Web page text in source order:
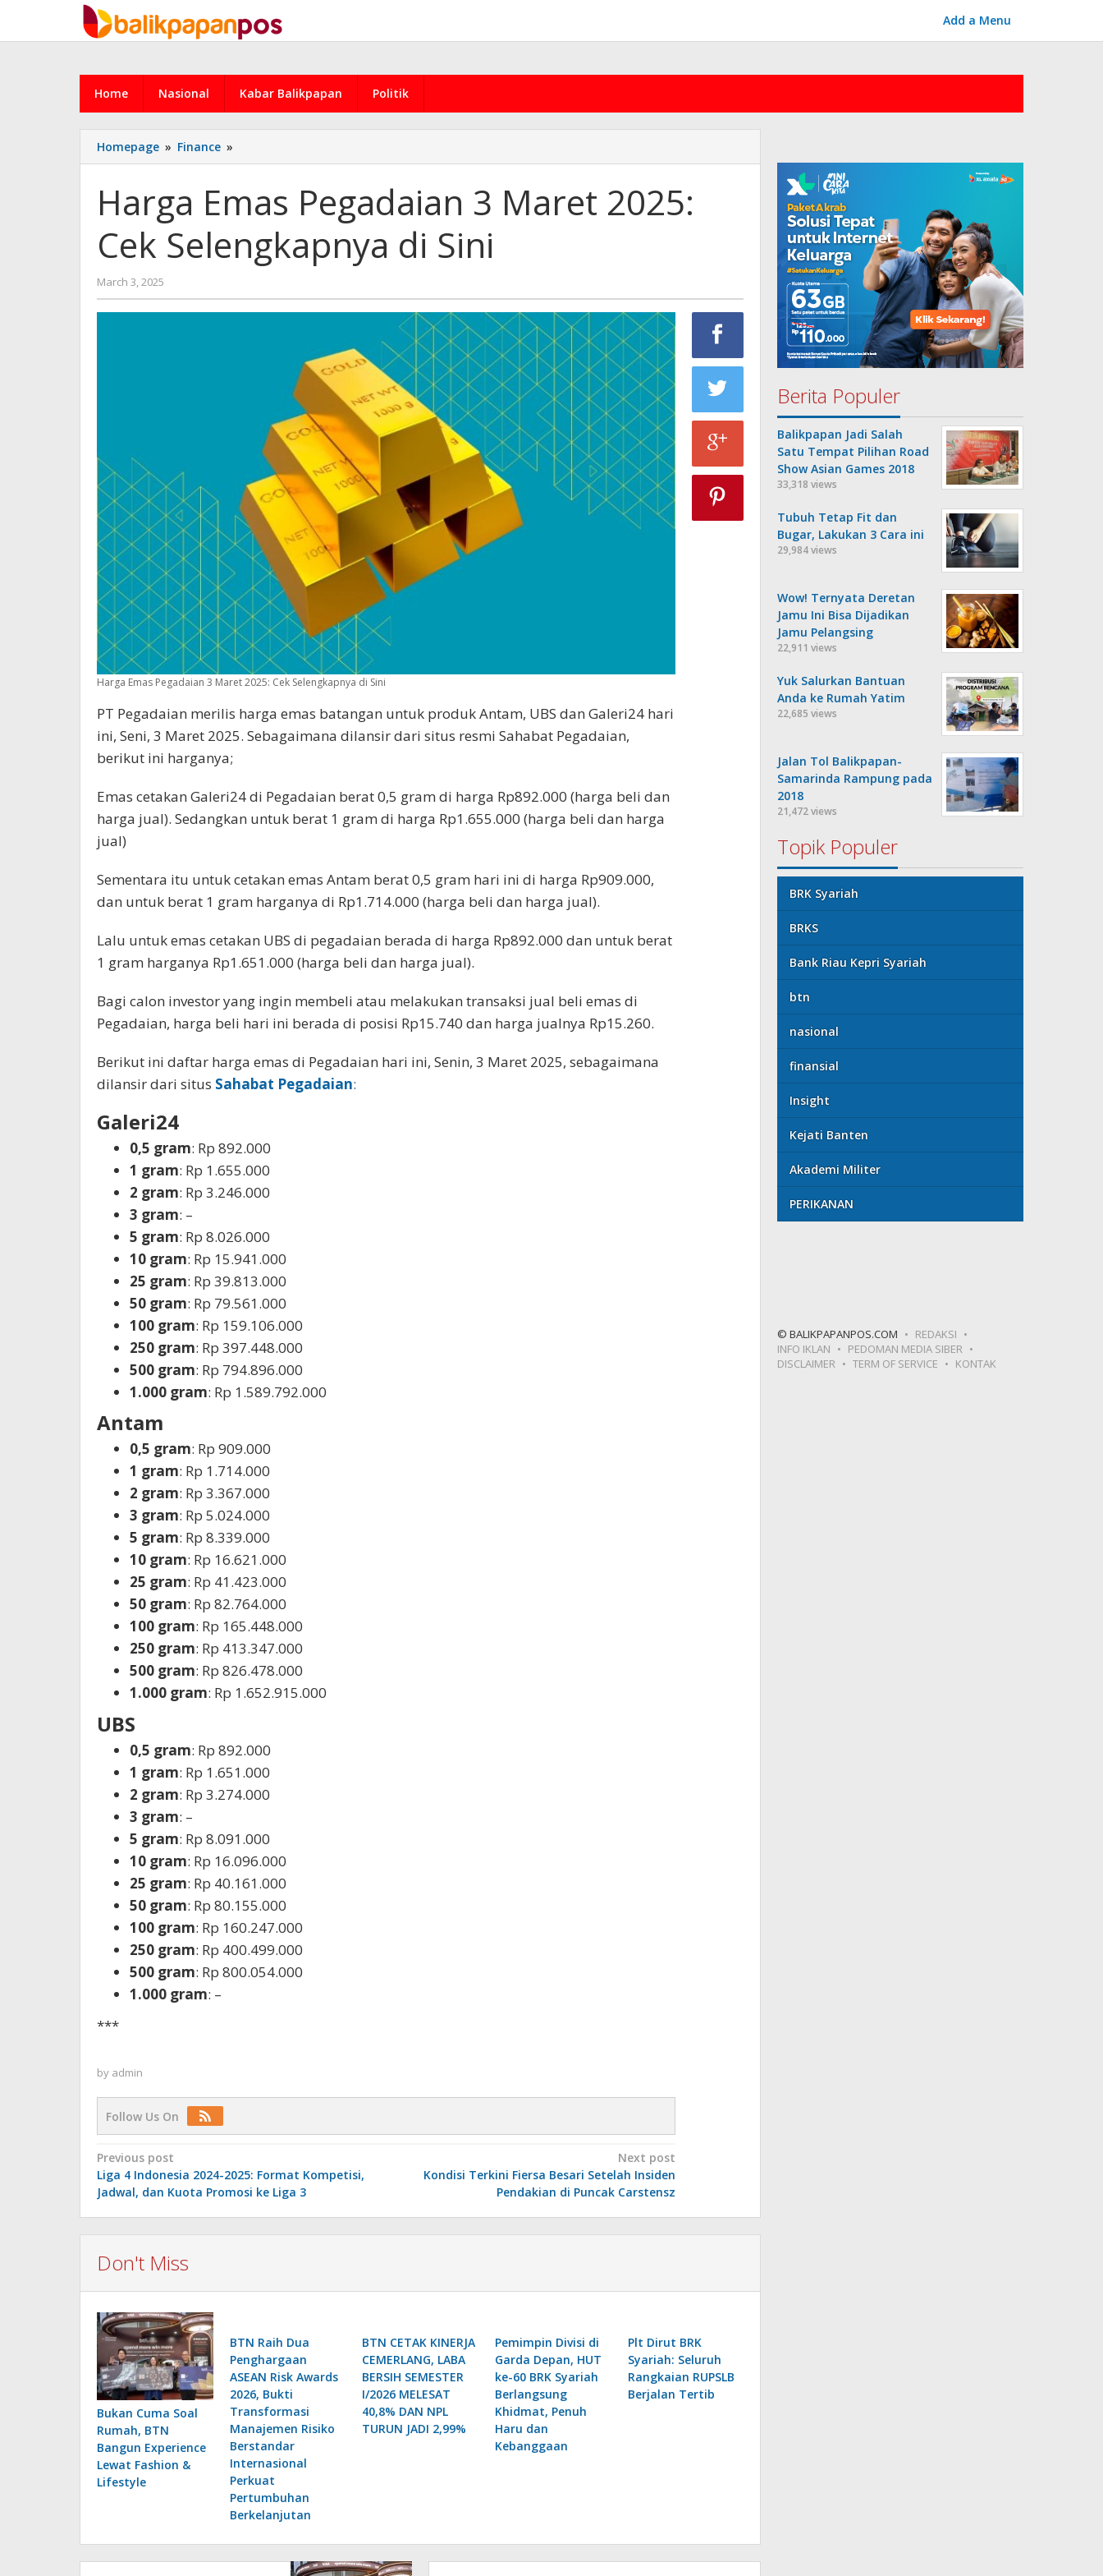
content
Add a Menu
Home Nasional Kabar Balikpapan Politik
Homepage » Finance »
Emas
3
Maret
Cek
Selengkapnya
Sini
Harga Emas Pegadaian 3 Maret 2025:
Cek Selengkapnya di Sini
March 3, 2025
admin
Harga Emas Pegadaian 3 Maret 2025: Cek Selengkapnya di Sini
PT Pegadaian merilis harga emas batangan untuk produk Antam, UBS dan Galeri24 hari
ini, Seni, 3 Maret 2025. Sebagaimana dilansir dari situs resmi Sahabat Pegadaian,
berikut ini harganya;
Emas cetakan Galeri24 di Pegadaian berat 0,5 gram di harga Rp892.000 (harga beli dan
harga jual). Sedangkan untuk berat 1 gram di harga Rp1.655.000 (harga beli dan harga
jual)
Sementara itu untuk cetakan emas Antam berat 0,5 gram hari ini di harga Rp909.000,
dan untuk berat 1 gram harganya di Rp1.714.000 (harga beli dan harga jual).
Lalu untuk emas cetakan UBS di pegadaian berada di harga Rp892.000 dan untuk berat
1 gram harganya Rp1.651.000 (harga beli dan harga jual).
Bagi calon investor yang ingin membeli atau melakukan transaksi jual beli emas di
Pegadaian, harga beli hari ini berada di posisi Rp15.740 dan harga jualnya Rp15.260.
Berikut ini daftar harga emas di Pegadaian hari ini, Senin, 3 Maret 2025, sebagaimana
dilansir dari situs Sahabat Pegadaian:
Galeri24
0,5 gram: Rp 892.000
1 gram: Rp 1.655.000
2 gram: Rp 3.246.000
3 gram: –
5 gram: Rp 8.026.000
10 gram: Rp 15.941.000
25 gram: Rp 39.813.000
50 gram: Rp 79.561.000
100 gram: Rp 159.106.000
250 gram: Rp 397.448.000
500 gram: Rp 794.896.000
1.000 gram: Rp 1.589.792.000
Antam
0,5 gram: Rp 909.000
1 gram: Rp 1.714.000
2 gram: Rp 3.367.000
3 gram: Rp 5.024.000
5 gram: Rp 8.339.000
10 gram: Rp 16.621.000
25 gram: Rp 41.423.000
50 gram: Rp 82.764.000
100 gram: Rp 165.448.000
250 gram: Rp 413.347.000
500 gram: Rp 826.478.000
1.000 gram: Rp 1.652.915.000
UBS
0,5 gram: Rp 892.000
1 gram: Rp 1.651.000
2 gram: Rp 3.274.000
3 gram: –
5 gram: Rp 8.091.000
10 gram: Rp 16.096.000
25 gram: Rp 40.161.000
50 gram: Rp 80.155.000
100 gram: Rp 160.247.000
250 gram: Rp 400.499.000
500 gram: Rp 800.054.000
1.000 gram: –
***
by admin
Follow Us On
Post
navigation
Previous post
Liga 4 Indonesia 2024-2025: Format Kompetisi,
Jadwal, dan Kuota Promosi ke Liga 3
Next post
Kondisi Terkini Fiersa Besari Setelah Insiden
Pendakian di Puncak Carstensz
Don't Miss
Bukan Cuma Soal
Rumah, BTN
Bangun Experience
Lewat Fashion &
Lifestyle
BTN Raih Dua
Penghargaan
ASEAN Risk Awards
2026, Bukti
Transformasi
Manajemen Risiko
Berstandar
Internasional
Perkuat
Pertumbuhan
Berkelanjutan
BTN CETAK KINERJA
CEMERLANG, LABA
BERSIH SEMESTER
I/2026 MELESAT
40,8% DAN NPL
TURUN JADI 2,99%
Pemimpin Divisi di
Garda Depan, HUT
ke-60 BRK Syariah
Berlangsung
Khidmat, Penuh
Haru dan
Kebanggaan
Plt Dirut BRK
Syariah: Seluruh
Rangkaian RUPSLB
Berjalan Tertib
Berita Populer
Balikpapan Jadi Salah
Satu Tempat Pilihan Road
Show Asian Games 2018
33,318 views
Tubuh Tetap Fit dan
Bugar, Lakukan 3 Cara ini
29,984 views
Wow! Ternyata Deretan
Jamu Ini Bisa Dijadikan
Jamu Pelangsing
22,911 views
Yuk Salurkan Bantuan
Anda ke Rumah Yatim
22,685 views
Jalan Tol Balikpapan-
Samarinda Rampung pada
2018
21,472 views
Topik Populer
BRK Syariah
BRKS
Bank Riau Kepri Syariah
btn
nasional
finansial
Insight
Kejati Banten
Akademi Militer
PERIKANAN
© BALIKPAPANPOS.COM
REDAKSI
INFO IKLAN
PEDOMAN MEDIA SIBER
DISCLAIMER
TERM OF SERVICE KONTAK